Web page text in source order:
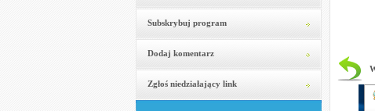
Subskrybuj program
Dodaj komentarz
Zgłoś niedziałający link